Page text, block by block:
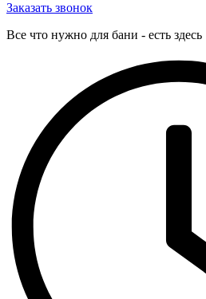
Заказать звонок
Все что нужно для бани - есть здесь